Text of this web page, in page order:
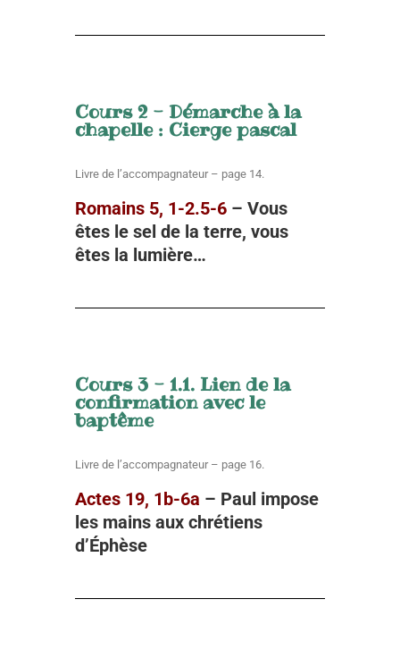
Cours 2 - Démarche à la
chapelle : Cierge pascal
Livre de l’accompagnateur – page 14.
Romains 5, 1-2.5-6 – Vous
êtes le sel de la terre, vous
êtes la lumière…
Cours 3 - 1.1. Lien de la
confirmation avec le
baptême
Livre de l’accompagnateur – page 16.
Actes 19, 1b-6a – Paul impose
les mains aux chrétiens
d’Éphèse